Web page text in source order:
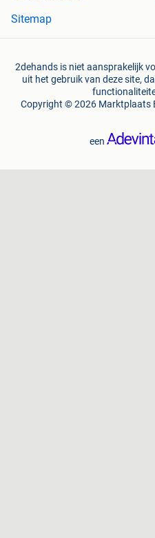
Sitemap
2dehands is niet aansprakelijk
uit het gebruik van deze site,
Copyright © 2026 Marktplaats
een